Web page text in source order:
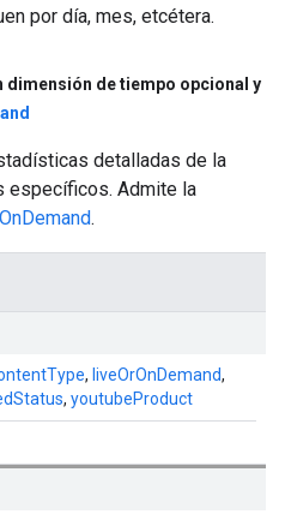
por día, mes, etcétera.
dimensión de tiempo opcional y
detalladas de la
específicos. Admite la
.
, liveOrOnDemand,
, youtubeProduct